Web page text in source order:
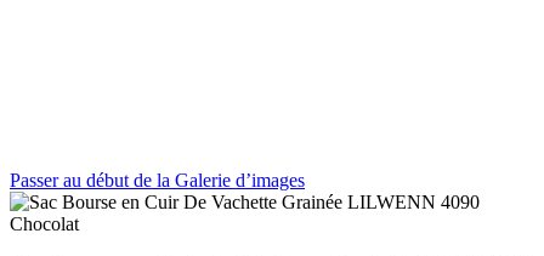
Passer au début de la Galerie d’images